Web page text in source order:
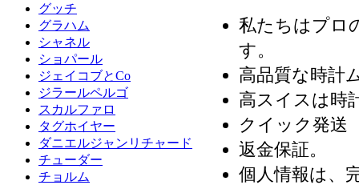
グッチ
グラハム
シャネル
ショパール
ジェイコブとCo
ジラールペルゴ
スカルファロ
タグホイヤー
ダニエルジャンリチャード
チューダー
チョルム
私たちはプロ
す。
高品質な時計
高スイスは時
クイック発送
返金保証。
個人情報は、